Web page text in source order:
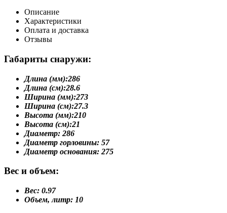
Описание
Характеристики
Оплата и доставка
Отзывы
Габариты снаружи:
Длина (мм):286
Длина (см):28.6
Ширина (мм):273
Ширина (см):27.3
Высота (мм):210
Высота (см):21
Диаметр: 286
Диаметр горловины: 57
Диаметр основания: 275
Вес и объем:
Вес: 0.97
Объем, литр: 10